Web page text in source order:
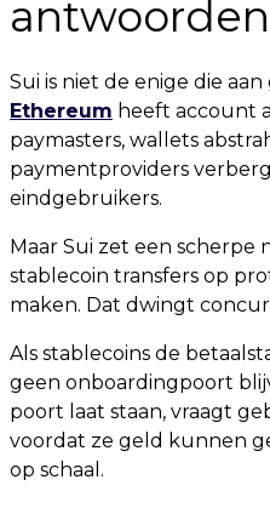
antwoorden
Sui is niet de enige die
Ethereum heeft account
paymasters, wallets
paymentproviders
eindgebruikers.
Maar Sui zet een scherpe
stablecoin transfers op
maken. Dat dwingt
Als stablecoins de
geen onboardingpoort
poort laat staan, vraagt
voordat ze geld kunnen
op schaal.